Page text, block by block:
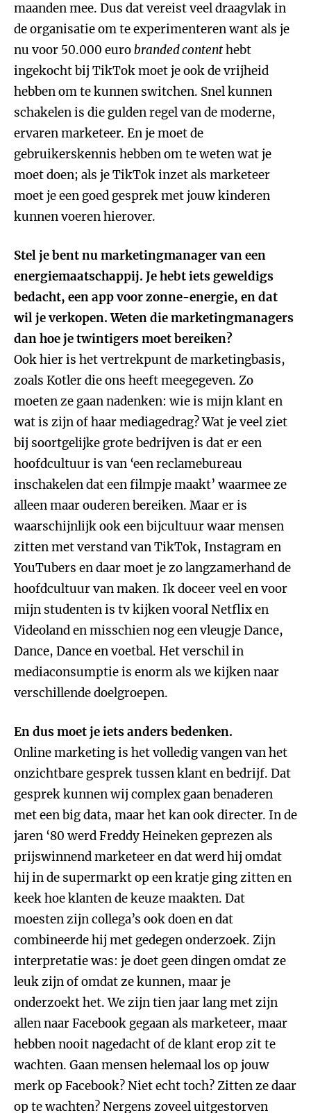
maanden mee. Dus dat vereist veel draagvlak in
de organisatie om te experimenteren want als je
nu voor 50.000 eurobranded contenthebt
ingekocht bij TikTok moet je ook de vrijheid
hebben om te kunnen switchen. Snel kunnen
schakelen is die gulden regel van de moderne,
ervaren marketeer. En je moet de
gebruikerskennis hebben om te weten wat je
moet doen; als je TikTok inzet als marketeer
moet je een goed gesprek met jouw kinderen
kunnen voeren hierover.
Stel je bent nu marketingmanager van een
energiemaatschappij. Je hebt iets geweldigs
bedacht, een app voor zonne-energie, en dat
wil je verkopen. Weten die marketingmanagers
dan hoe je twintigers moet bereiken?
Ook hier is het vertrekpunt de marketingbasis,
zoals Kotler die ons heeft meegegeven. Zo
moeten ze gaan nadenken: wie is mijn klant en
wat is zijn of haar mediagedrag? Wat je veel ziet
bij soortgelijke grote bedrijven is dat er een
hoofdcultuur is van ‘een reclamebureau
inschakelen dat een filmpje maakt’ waarmee ze
alleen maar ouderen bereiken. Maar er is
waarschijnlijk ook een bijcultuur waar mensen
zitten met verstand van TikTok, Instagram en
YouTubers en daar moet je zo langzamerhand de
hoofdcultuur van maken. Ik doceer veel en voor
mijn studenten is tv kijken vooral Netflix en
Videoland en misschien nog een vleugje Dance,
Dance, Dance en voetbal. Het verschil in
mediaconsumptie is enorm als we kijken naar
verschillende doelgroepen.
En dus moet je iets anders bedenken.
Online marketing is het volledig vangen van het
onzichtbare gesprek tussen klant en bedrijf. Dat
gesprek kunnen wij complex gaan benaderen
met een big data, maar het kan ook directer. In de
jaren ‘80 werd Freddy Heineken geprezen als
prijswinnend marketeer en dat werd hij omdat
hij in de supermarkt op een kratje ging zitten en
keek hoe klanten de keuze maakten. Dat
moesten zijn collega’s ook doen en dat
combineerde hij met gedegen onderzoek. Zijn
interpretatie was: je doet geen dingen omdat ze
leuk zijn of omdat ze kunnen, maar je
onderzoekt het. We zijn tien jaar lang met zijn
allen naar Facebook gegaan als marketeer, maar
hebben nooit nagedacht of de klant erop zit te
wachten. Gaan mensen helemaal los op jouw
merk op Facebook? Niet echt toch? Zitten ze daar
op te wachten? Nergens zoveel uitgestorven